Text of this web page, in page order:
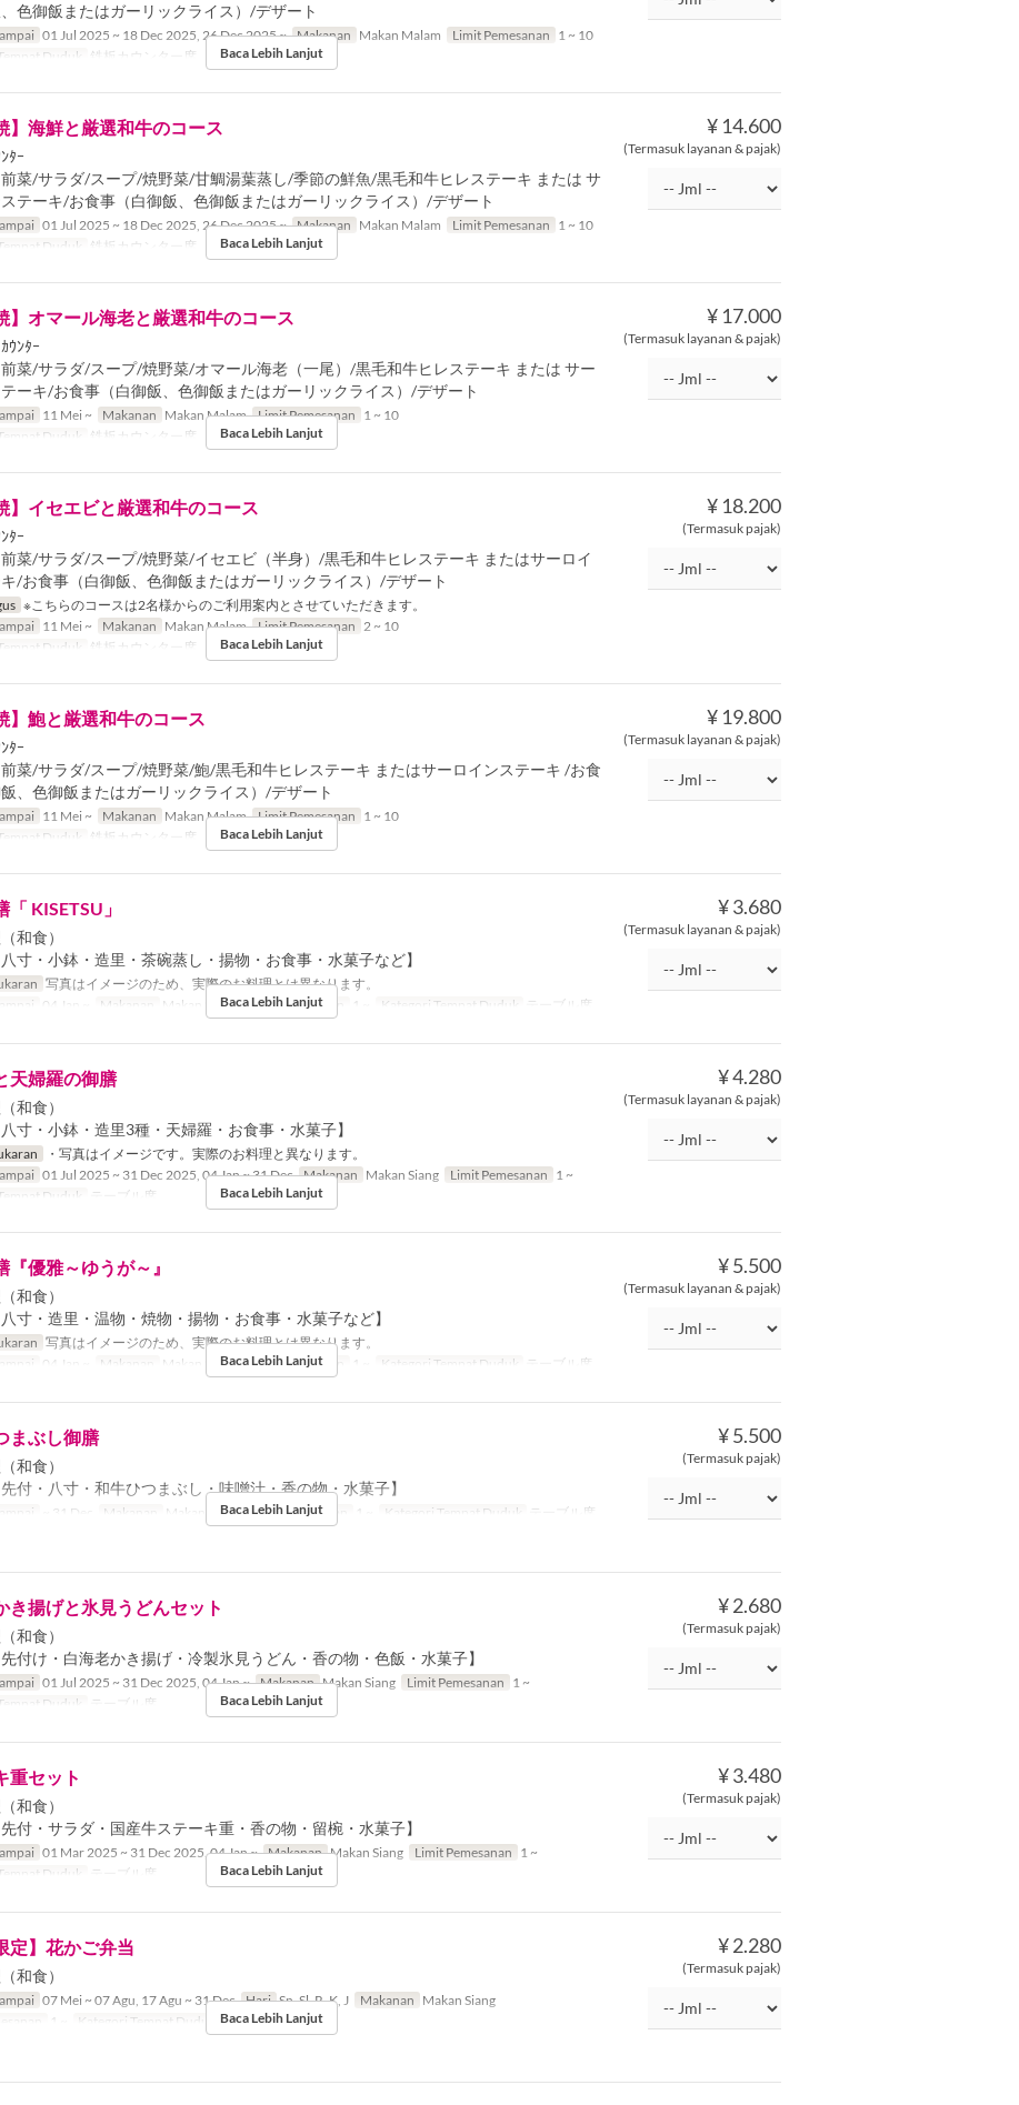
、色御飯またはガーリックライス）/デザート
01 Jul 2025 ~ 18 Dec 2025, 26 Dec 2025 ~ Makanan Makan Malam Limit Pemesanan 1 ~ 10
Duduk
鉄板カウンター席 Baca Lebih Lanjut
¥ 14.600
(Termasuk layanan & pajak)
】海鮮と厳選和牛のコース
ﾀｰ
前菜/サラダ/スープ/焼野菜/甘鯛湯葉蒸し/季節の鮮魚/黒毛和牛ヒレステーキ または サ
テーキ/お食事（白御飯、色御飯またはガーリックライス）/デザート
01 Jul 2025 ~ 18 Dec 2025, 26 Dec 2025 ~ Makanan Makan Malam Limit Pemesanan 1 ~ 10
Duduk
鉄板カウンター席 Baca Lebih Lanjut
¥ 17.000
(Termasuk layanan & pajak)
】オマール海老と厳選和牛のコース
ｳﾝﾀｰ
前菜/サラダ/スープ/焼野菜/オマール海老（一尾）/黒毛和牛ヒレステーキ または サー
ーキ/お食事（白御飯、色御飯またはガーリックライス）/デザート
11 Mei ~ Makanan Makan Malam Limit Pemesanan 1 ~ 10
Duduk
鉄板カウンター席 Baca Lebih Lanjut
¥ 18.200
(Termasuk pajak)
】イセエビと厳選和牛のコース
ﾀｰ
前菜/サラダ/スープ/焼野菜/イセエビ（半身）/黒毛和牛ヒレステーキ またはサーロイ
/お食事（白御飯、色御飯またはガーリックライス）/デザート
※こちらのコースは2名様からのご利用案内とさせていただきます。
11 Mei ~ Makanan Makan Malam Limit Pemesanan 2 ~ 10
Duduk
鉄板カウンター席 Baca Lebih Lanjut
¥ 19.800
(Termasuk layanan & pajak)
】鮑と厳選和牛のコース
ﾀｰ
前菜/サラダ/スープ/焼野菜/鮑/黒毛和牛ヒレステーキ またはサーロインステーキ /お食
、色御飯またはガーリックライス）/デザート
11 Mei ~ Makanan Makan Malam Limit Pemesanan 1 ~ 10
Duduk
鉄板カウンター席 Baca Lebih Lanjut
¥ 3.680
(Termasuk layanan & pajak)
「 KISETSU」
和食）
八寸・小鉢・造里・茶碗蒸し・揚物・お食事・水菓子など】
写真はイメージのため、実際のお料理とは異なります。
04 Jan ~ Makanan Makan Siang Limit Pemesanan 1 ~ Kategori Tempat Duduk テーブル席
Baca Lebih Lanjut
¥ 4.280
(Termasuk layanan & pajak)
天婦羅の御膳
和食）
八寸・小鉢・造里3種・天婦羅・お食事・水菓子】
・写真はイメージです。実際のお料理と異なります。
01 Jul 2025 ~ 31 Dec 2025, 04 Jan ~ 31 Dec Makanan Makan Siang Limit Pemesanan 1 ~
Duduk
テーブル席 Baca Lebih Lanjut
¥ 5.500
(Termasuk layanan & pajak)
『優雅～ゆうが～』
和食）
八寸・造里・温物・焼物・揚物・お食事・水菓子など】
写真はイメージのため、実際のお料理とは異なります。
04 Jan ~ Makanan Makan Siang Limit Pemesanan 1 ~ Kategori Tempat Duduk テーブル席
Baca Lebih Lanjut
¥ 5.500
(Termasuk pajak)
まぶし御膳
和食）
先付・八寸・和牛ひつまぶし・味噌汁・香の物・水菓子】
~ 31 Dec Makanan Makan Siang Limit Pemesanan 1 ~ Kategori Tempat Duduk テーブル席
Baca Lebih Lanjut
¥ 2.680
(Termasuk pajak)
き揚げと氷見うどんセット
和食）
先付け・白海老かき揚げ・冷製氷見うどん・香の物・色飯・水菓子】
01 Jul 2025 ~ 31 Dec 2025, 04 Jan ~ Makanan Makan Siang Limit Pemesanan 1 ~
Duduk
テーブル席 Baca Lebih Lanjut
¥ 3.480
(Termasuk pajak)
重セット
和食）
先付・サラダ・国産牛ステーキ重・香の物・留椀・水菓子】
01 Mar 2025 ~ 31 Dec 2025, 04 Jan ~ Makanan Makan Siang Limit Pemesanan 1 ~
Duduk
テーブル席 Baca Lebih Lanjut
¥ 2.280
(Termasuk pajak)
定】花かご弁当
和食）
07 Mei ~ 07 Agu, 17 Agu ~ 31 Dec Hari Sn, Sl, R, K, J Makanan Makan Siang
1 ~ Kategori Tempat Duduk テーブル席
Baca Lebih Lanjut